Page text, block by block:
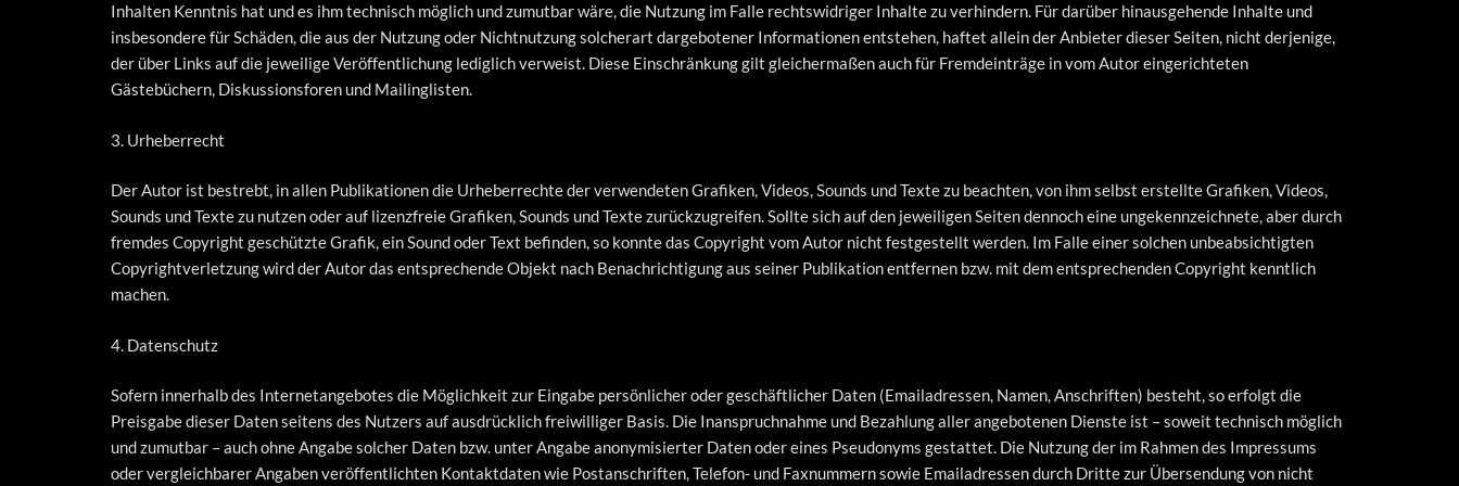
Inhalten Kenntnis hat und es ihm technisch möglich und zumutbar wäre, die Nutzung im Falle rechtswidriger Inhalte zu verhindern. Für darüber hinausgehende Inhalte und
insbesondere für Schäden, die aus der Nutzung oder Nichtnutzung solcherart dargebotener Informationen entstehen, haftet allein der Anbieter dieser Seiten, nicht derjenige,
der über Links auf die jeweilige Veröffentlichung lediglich verweist. Diese Einschränkung gilt gleichermaßen auch für Fremdeinträge in vom Autor eingerichteten
Gästebüchern, Diskussionsforen und Mailinglisten.
3. Urheberrecht
Der Autor ist bestrebt, in allen Publikationen die Urheberrechte der verwendeten Grafiken, Videos, Sounds und Texte zu beachten, von ihm selbst erstellte Grafiken, Videos,
Sounds und Texte zu nutzen oder auf lizenzfreie Grafiken, Sounds und Texte zurückzugreifen. Sollte sich auf den jeweiligen Seiten dennoch eine ungekennzeichnete, aber durch
fremdes Copyright geschützte Grafik, ein Sound oder Text befinden, so konnte das Copyright vom Autor nicht festgestellt werden. Im Falle einer solchen unbeabsichtigten
Copyrightverletzung wird der Autor das entsprechende Objekt nach Benachrichtigung aus seiner Publikation entfernen bzw. mit dem entsprechenden Copyright kenntlich
machen.
4. Datenschutz
Sofern innerhalb des Internetangebotes die Möglichkeit zur Eingabe persönlicher oder geschäftlicher Daten (Emailadressen, Namen, Anschriften) besteht, so erfolgt die
Preisgabe dieser Daten seitens des Nutzers auf ausdrücklich freiwilliger Basis. Die Inanspruchnahme und Bezahlung aller angebotenen Dienste ist – soweit technisch möglich
und zumutbar – auch ohne Angabe solcher Daten bzw. unter Angabe anonymisierter Daten oder eines Pseudonyms gestattet. Die Nutzung der im Rahmen des Impressums
oder vergleichbarer Angaben veröffentlichten Kontaktdaten wie Postanschriften, Telefon- und Faxnummern sowie Emailadressen durch Dritte zur Übersendung von nicht